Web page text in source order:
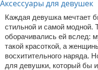
Каждая девушка мечтает
стильной и самой модной.
оборачивались ей вслед:
такой красоткой, а
восхитительного наряда.
для девушки, который бы